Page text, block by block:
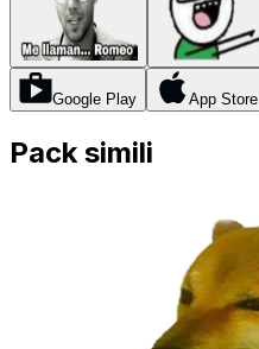
Google Play App Store
Pack simili